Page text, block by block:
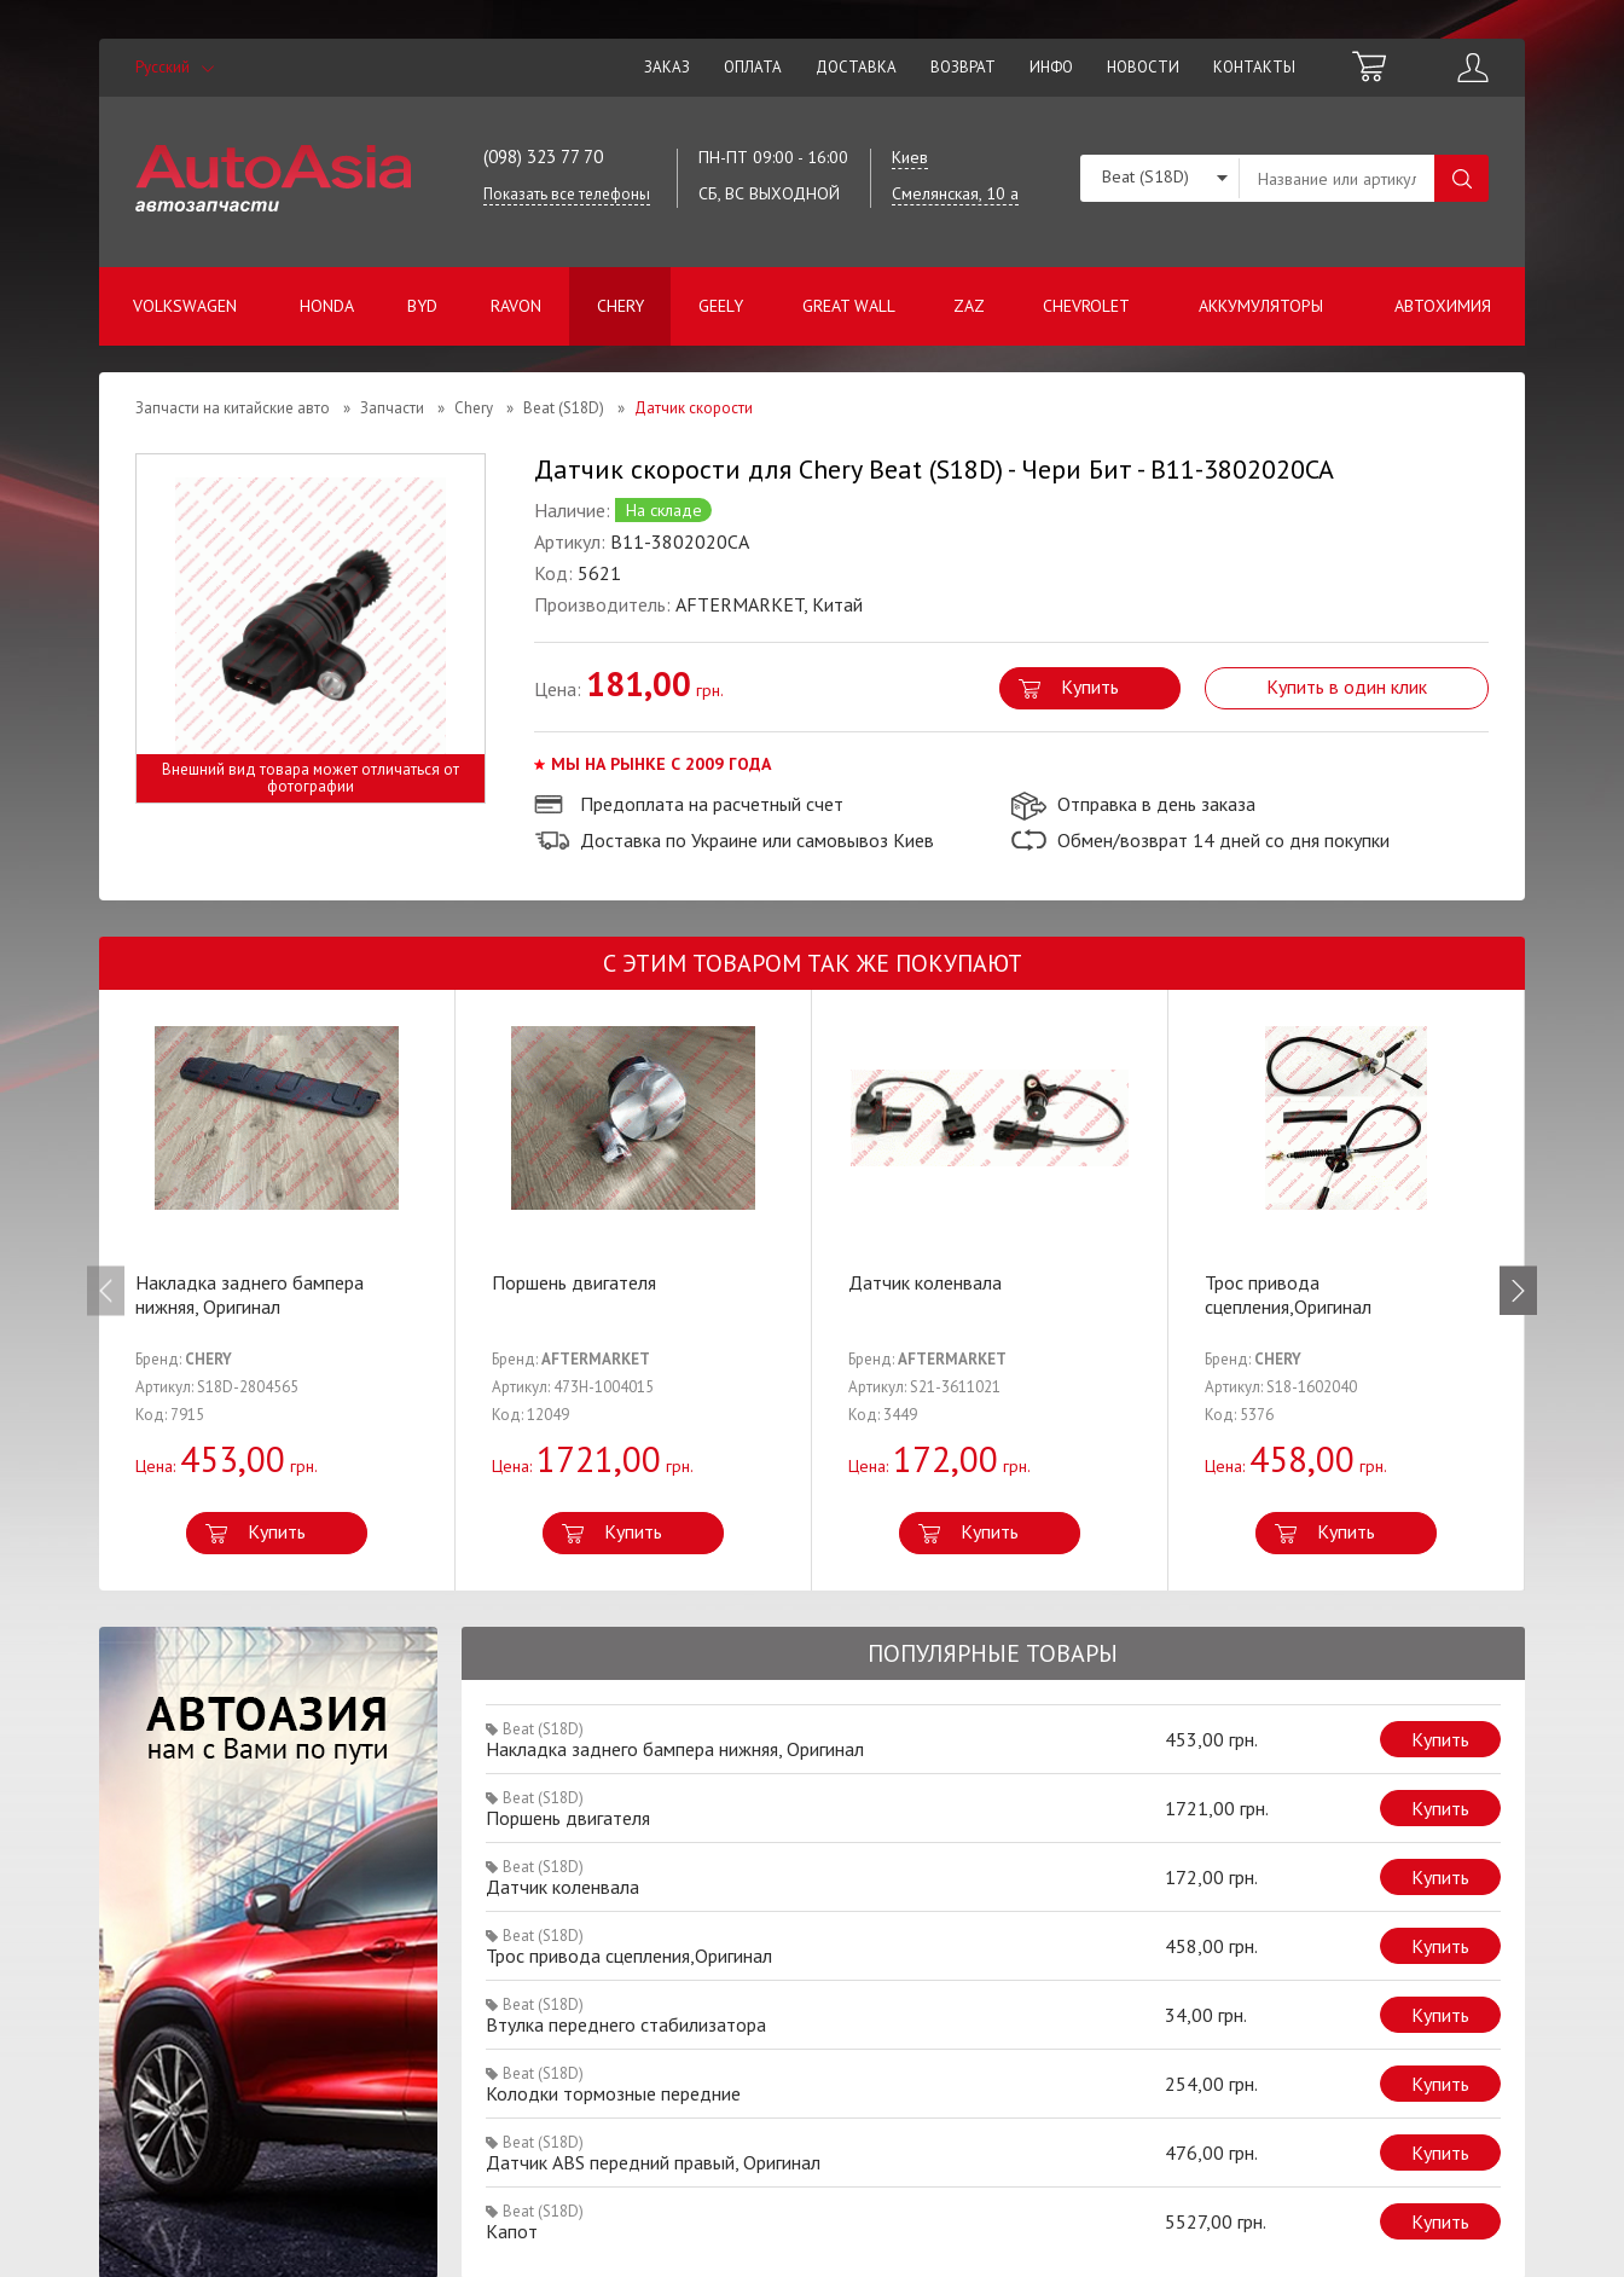
Русский ЗАКАЗ ОПЛАТА ДОСТАВКА ВОЗВРАТ ИНФО НОВОСТИ КОНТАКТЫ
(098) 323 77 70
Показать все телефоны
ПН-ПТ 09:00 - 16:00
СБ, ВС ВЫХОДНОЙ
Киев
Смелянская, 10 а
VOLKSWAGEN HONDA BYD RAVON CHERY GEELY GREAT WALL ZAZ CHEVROLET АККУМУЛЯТОРЫ АВТОХИМИЯ
Beat (S18D)
Запчасти на китайские авто » Запчасти » Chery » Beat (S18D) » Датчик скорости
Внешний вид товара может отличаться от
фотографии
Датчик скорости для Chery Beat (S18D) - Чери Бит - B11-3802020CA
Наличие: На складе
Артикул: B11-3802020CA
Код: 5621
Производитель: AFTERMARKET, Китай
Цена: 181,00 грн. Купить Купить в один клик
МЫ НА РЫНКЕ С 2009 ГОДА
Предоплата на расчетный счет
Отправка в день заказа
Доставка по Украине или самовывоз Киев
Обмен/возврат 14 дней со дня покупки
С ЭТИМ ТОВАРОМ ТАК ЖЕ ПОКУПАЮТ
Накладка заднего бампера
нижняя, Оригинал
Бренд: CHERY
Артикул: S18D-2804565
Код: 7915
Цена: 453,00 грн.
Купить
Поршень двигателя
Бренд:AFTERMARKET
Артикул: 473H-1004015
Код: 12049
Цена: 1721,00 грн.
Купить
Датчик коленвала
Бренд:AFTERMARKET
Артикул: S21-3611021
Код: 3449
Цена: 172,00 грн.
Купить
Трос привода
сцепления,Оригинал
Бренд: CHERY
Артикул: S18-1602040
Код: 5376
Цена: 458,00 грн.
Купить
ПОПУЛЯРНЫЕ ТОВАРЫ
Beat (S18D)
Накладка заднего бампера нижняя, Оригинал 453,00 грн. Купить
Beat (S18D)
Поршень двигателя 1721,00 грн. Купить
Beat (S18D)
Датчик коленвала 172,00 грн. Купить
Beat (S18D)
Трос привода сцепления,Оригинал 458,00 грн. Купить
Beat (S18D)
Втулка переднего стабилизатора 34,00 грн. Купить
Beat (S18D)
Колодки тормозные передние 254,00 грн. Купить
Beat (S18D)
Датчик ABS передний правый, Оригинал 476,00 грн. Купить
Beat (S18D)
Капот 5527,00 грн. Купить